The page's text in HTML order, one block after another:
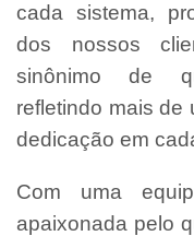
cada sistema,
dos nossos
sinônimo de
refletindo mais de
dedicação em
Com uma
apaixonada pelo